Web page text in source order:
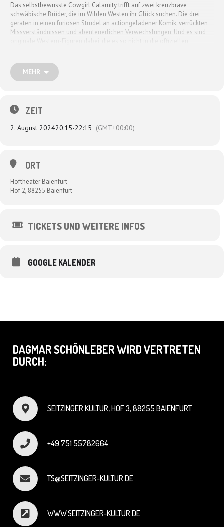
Das selbstbewusste Cowgirl Calamity trifft auf zwei kreuzbrave
schwäbische Brüder, die im Wilden Westen ihr Glück suchen. Die drei
geraten in einen furiosen Strudel an actiongeladener Komik, verrückten
Missverständnissen und abenteuerlichen Verwechslungen. Und es sind
bestechliche Pferde und schießwütige Präriehunde … Und natürlich die
Hauptdarsteller (die nicht nur alle Nebenfiguren mitspielen, sondern
Kabarettistin Dagmar Schönleber ist dabei, Uli Boettcher selbstredend,
Udo Zepezauer genauso wie der Allround-Musiker Sascha Bendiks.
MEHR
ZEIT
2. August 202420:15-22:15 (GMT+00:00)
ORT
Hoftheater Baienfurt
Hof 2, 88255 Baienfurt
TICKETS UND WEITERE INFOS
GOOGLE KALENDER
DAGMAR SCHÖNLEBER WIRD VERTRETEN
DURCH:
SEITZINGER KULTUR, HOF 3, 88255 BAIENFURT
+49 751 55782664
TS@SEITZINGER-KULTUR.DE
WWW.SEITZINGER-KULTUR.DE